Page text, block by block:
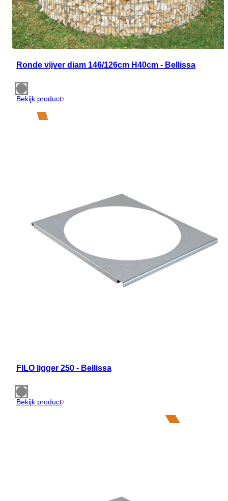
Ronde vijver diam 146/126cm H40cm - Bellissa
Bekijk product
FILO ligger 250 - Bellissa
Bekijk product